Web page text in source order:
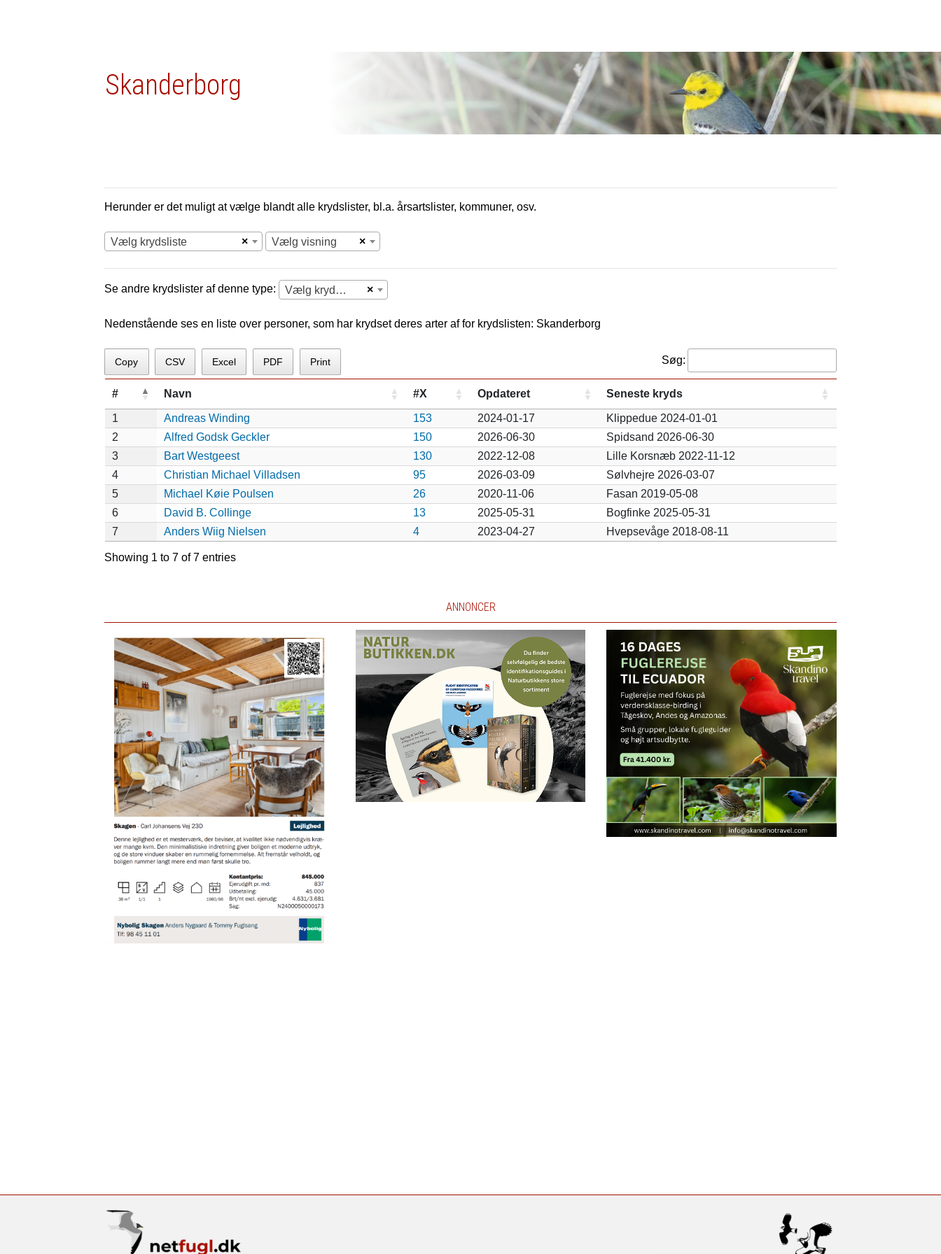
Skanderborg
Herunder er det muligt at vælge blandt alle krydslister, bl.a. årsartslister, kommuner, osv.
×
Vælg krydsliste ×
Vælg visning
Se andre krydslister af denne type: ×
Vælg krydsliste
Nedenstående ses en liste over personer, som har krydset deres arter af for krydslisten: Skanderborg
Copy CSV Excel PDF Print Søg:
# Navn #X Opdateret Seneste kryds
1 Andreas Winding 153 2024-01-17
Klippedue 2024-01-01
2
Alfred Godsk Geckler 150 2026-06-30
Spidsand 2026-06-30
3
Bart Westgeest 130 2022-12-08
Lille Korsnæb 2022-11-12
4
Christian Michael Villadsen 95 2026-03-09
Sølvhejre 2026-03-07
5
Michael Køie Poulsen 26 2020-11-06
Fasan 2019-05-08
6
David B. Collinge 13 2025-05-31
Bogfinke 2025-05-31
7
Anders Wiig Nielsen 4 2023-04-27 Hvepsevåge 2018-08-11
Showing 1 to 7 of 7 entries
ANNONCER